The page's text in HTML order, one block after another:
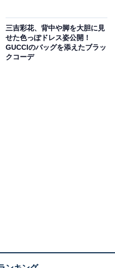
三吉彩花、背中や脚を大胆に見
せた色っぽドレス姿公開！
GUCCIのバッグを添えたブラッ
クコーデ